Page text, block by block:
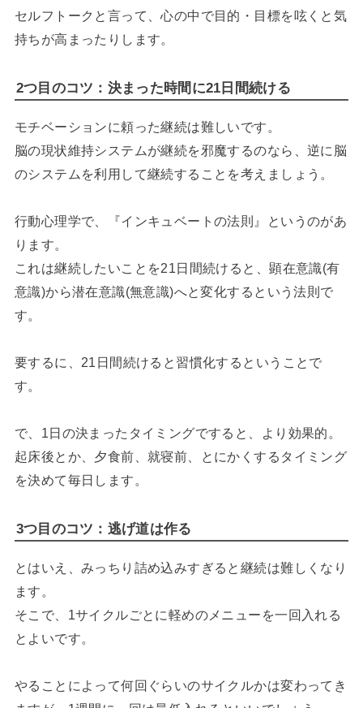
セルフトークと言って、心の中で目的・目標を呟くと気
持ちが高まったりします。
2つ目のコツ：決まった時間に21日間続ける
モチベーションに頼った継続は難しいです。
脳の現状維持システムが継続を邪魔するのなら、逆に脳
のシステムを利用して継続することを考えましょう。
行動心理学で、『インキュベートの法則』というのがあ
ります。
これは継続したいことを21日間続けると、顕在意識(有
意識)から潜在意識(無意識)へと変化するという法則で
す。
要するに、21日間続けると習慣化するということで
す。
で、1日の決まったタイミングですると、より効果的。
起床後とか、夕食前、就寝前、とにかくするタイミング
を決めて毎日します。
3つ目のコツ：逃げ道は作る
とはいえ、みっちり詰め込みすぎると継続は難しくなり
ます。
そこで、1サイクルごとに軽めのメニューを一回入れる
とよいです。
やることによって何回ぐらいのサイクルかは変わってき